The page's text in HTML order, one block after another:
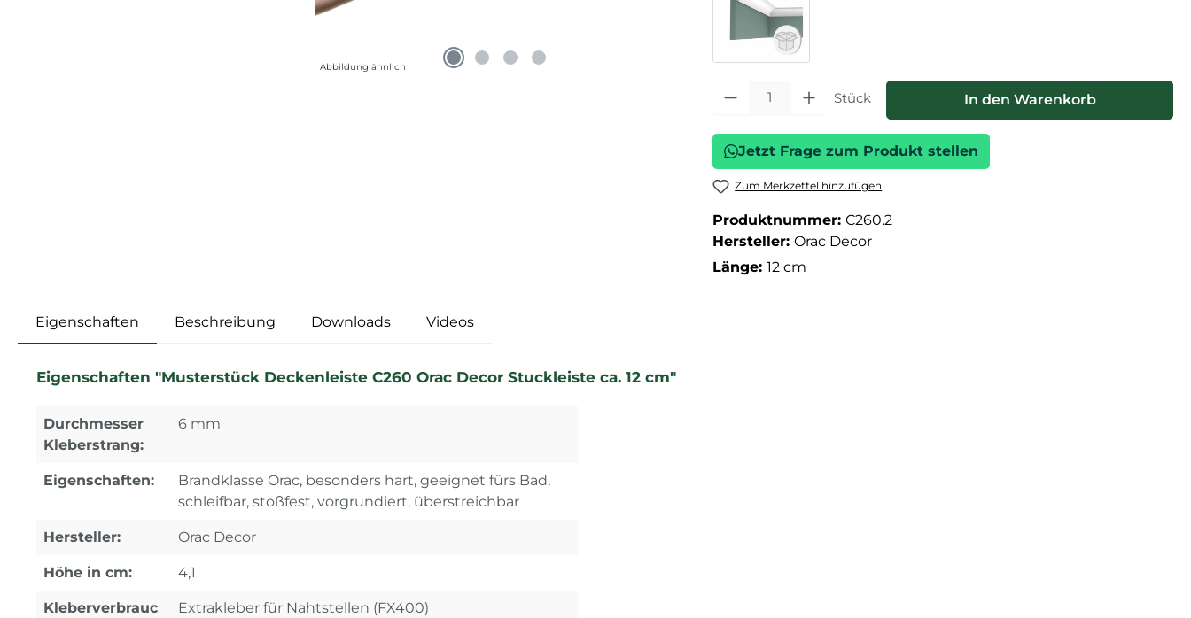
Abbildung ähnlich
Produkt Anzahl: Gib den gewünschten Wert ein oder benutze die
Stück In den Warenkorb
Jetzt Frage zum Produkt stellen
Zum Merkzettel hinzufügen
Produktnummer: C260.2
Hersteller: Orac Decor
Länge: 12 cm
Eigenschaften Beschreibung Downloads Videos
Eigenschaften "Musterstück Deckenleiste C260 Orac Decor Stuckleiste ca. 12 cm"
Durchmesser
Kleberstrang:
6 mm
Eigenschaften:
Brandklasse Orac, besonders hart, geeignet fürs Bad,
schleifbar, stoßfest, vorgrundiert, überstreichbar
Hersteller: Orac Decor
Höhe in cm: 4,1
Kleberverbrauc
Extrakleber für Nahtstellen (FX400)